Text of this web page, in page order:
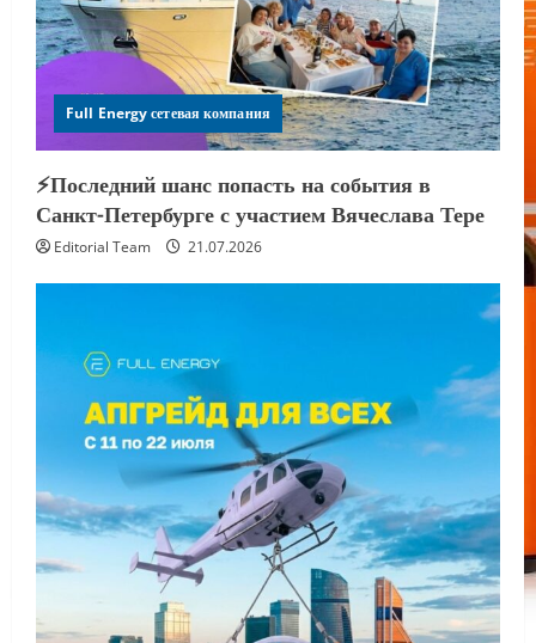
Full Energy сетевая компания
⚡️Последний шанс попасть на события в
Санкт-Петербурге с участием Вячеслава Тере
Editorial Team 21.07.2026